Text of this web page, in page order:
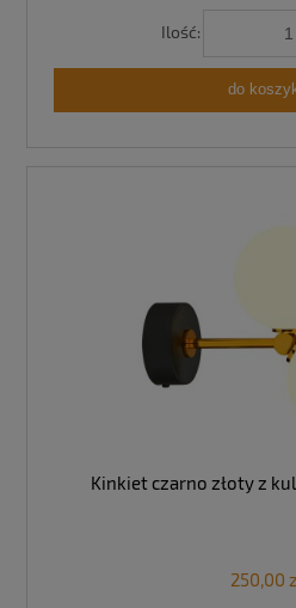
Ilość:
do
Kinkiet czarno złoty z
250,00